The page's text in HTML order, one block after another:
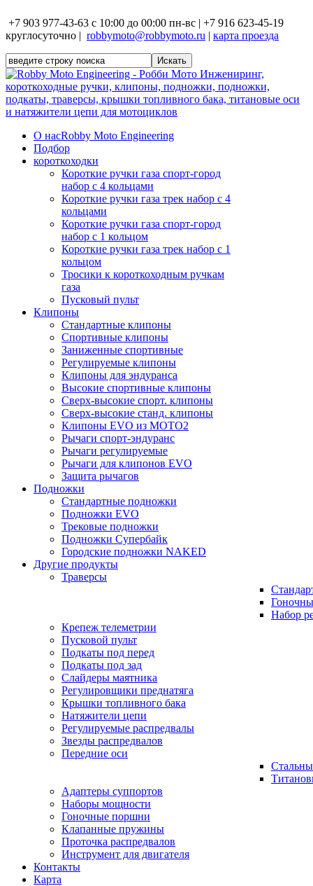
+7 903 977-43-63 с 10:00 до 00:00 пн-вс | +7 916 623-45-19
круглосуточно | robbymoto@robbymoto.ru | карта проезда
О насRobby Moto Engineering
Подбор
короткоходки
Короткие ручки газа спорт-город
набор с 4 кольцами
Короткие ручки газа трек набор с 4
кольцами
Короткие ручки газа спорт-город
набор с 1 кольцом
Короткие ручки газа трек набор с 1
кольцом
Тросики к короткоходным ручкам
газа
Пусковый пульт
Клипоны
Стандартные клипоны
Спортивные клипоны
Заниженные спортивные
Регулируемые клипоны
Клипоны для эндуранса
Высокие спортивные клипоны
Сверх-высокие спорт. клипоны
Сверх-высокие станд. клипоны
Клипоны EVO из MOTO2
Рычаги спорт-эндуранс
Рычаги регулируемые
Рычаги для клипонов EVO
Защита рычагов
Подножки
Стандартные подножки
Подножки EVO
Трековые подножки
Подножки Супербайк
Городские подножки NAKED
Другие продукты
Траверсы
Набор
Крепеж телеметрии
Пусковой пульт
Подкаты под перед
Подкаты под зад
Слайдеры маятника
Регулировщики преднатяга
Крышки топливного бака
Натяжители цепи
Регулируемые распредвалы
Звезды распредвалов
Передние оси
Адаптеры суппортов
Наборы мощности
Гоночные поршни
Клапанные пружины
Проточка распредвалов
Инструмент для двигателя
Контакты
Карта